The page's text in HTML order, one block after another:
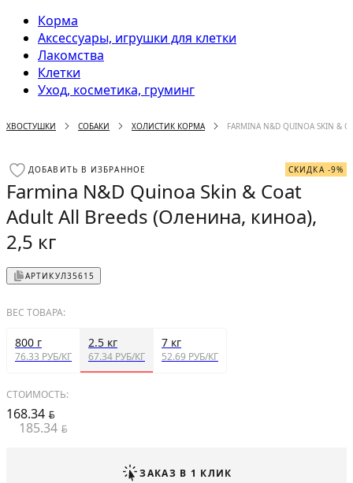
Корма
Аксессуары, игрушки для клетки
Лакомства
Клетки
Уход, косметика, груминг
ХВОСТУШКИ СОБАКИ ХОЛИСТИК КОРМА FARMINA N&D QUINOA SKIN &
ДОБАВИТЬ В ИЗБРАННОЕ СКИДКА -9%
Farmina N&D Quinoa Skin & Coat
Adult All Breeds (Оленина, киноа),
2,5 кг
АРТИКУЛ35615
ВЕС ТОВАРА:
800 г
76.33 РУБ/КГ
2.5 кг
67.34 РУБ/КГ
7 кг
52.69 РУБ/КГ
СТОИМОСТЬ:
168.34 BYN
185.34 BYN
ЗАКАЗ В 1 КЛИК